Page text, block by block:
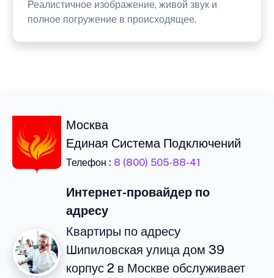
Реалистичное изображение, живой звук и
полное погружение в происходящее.
Москва
Единая Система Подключений
Телефон : 8 (800) 505-88-41
Интернет-провайдер по
адресу
Квартиры по адресу
Шипиловская улица дом 39
корпус 2 в Москве обслуживает